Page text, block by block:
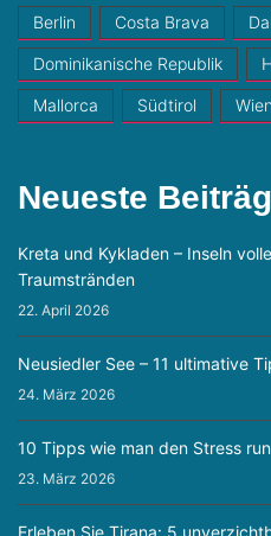
Berlin Costa Brava
Dominikanische Republik
Mallorca Südtirol Wien
Neueste
Kreta und Kykladen – Inseln
Traumstränden
22. April 2026
Neusiedler See – 11 ultimative
24. März 2026
10 Tipps wie man den Stress
23. März 2026
Erleben Sie Tirana: 5